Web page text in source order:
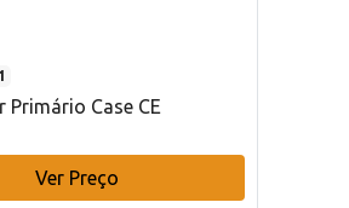
Primário Case CE
Ver Preço